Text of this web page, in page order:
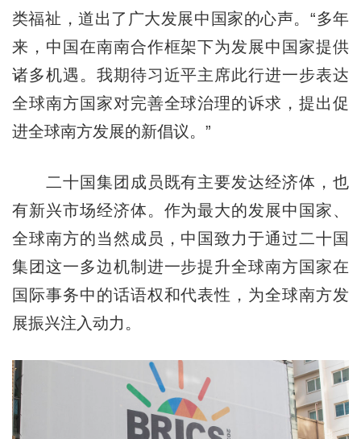
类福祉，道出了广大发展中国家的心声。“多年
来，中国在南南合作框架下为发展中国家提供
诸多机遇。我期待习近平主席此行进一步表达
全球南方国家对完善全球治理的诉求，提出促
进全球南方发展的新倡议。”
二十国集团成员既有主要发达经济体，也
有新兴市场经济体。作为最大的发展中国家、
全球南方的当然成员，中国致力于通过二十国
集团这一多边机制进一步提升全球南方国家在
国际事务中的话语权和代表性，为全球南方发
展振兴注入动力。